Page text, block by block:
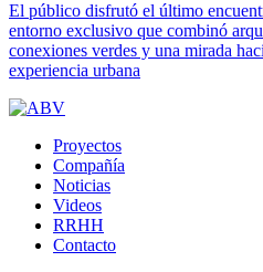
El público disfrutó el último
entorno exclusivo que combinó
conexiones verdes y una mirada
experiencia urbana
Proyectos
Compañía
Noticias
Videos
RRHH
Contacto